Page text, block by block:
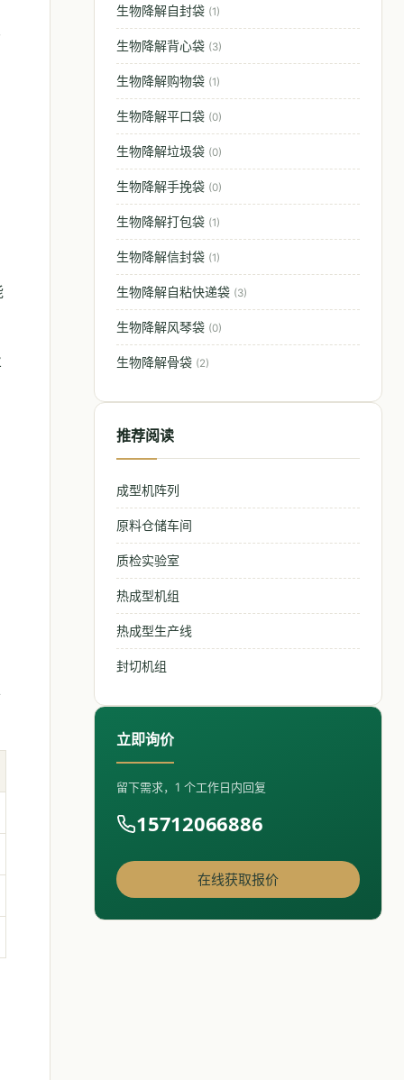
生物降解自封袋 (1)
生物降解背心袋 (3)
生物降解购物袋 (1)
生物降解平口袋 (0)
生物降解垃圾袋 (0)
生物降解手挽袋 (0)
生物降解打包袋 (1)
生物降解信封袋 (1)
生物降解自粘快递袋 (3)
生物降解风琴袋 (0)
生物降解骨袋 (2)
推荐阅读
成型机阵列
原料仓储车间
质检实验室
热成型机组
热成型生产线
封切机组
立即询价
留下需求，1 个工作日内回复
15712066886
在线获取报价